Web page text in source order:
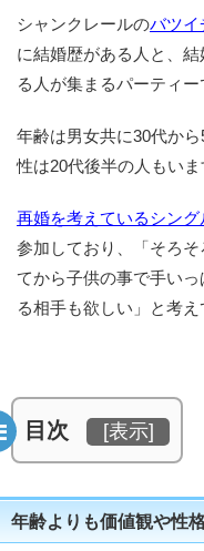
シャンクレールのバツイ
に結婚歴がある人と、
る人が集まるパーティー
年齢は男女共に30代か
性は20代後半の人もいま
再婚を考えているシン
参加しており、「そろ
てから子供の事で手い
る相手も欲しい」と考え
目次 [表示]
年齢よりも価値観や性